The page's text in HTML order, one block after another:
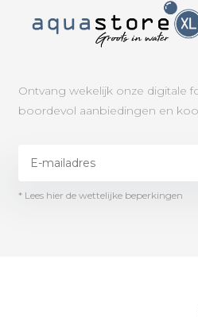
Ontvang wekelijk onze digitale
boordevol aanbiedingen en
* Lees hier de wettelijke beperkingen